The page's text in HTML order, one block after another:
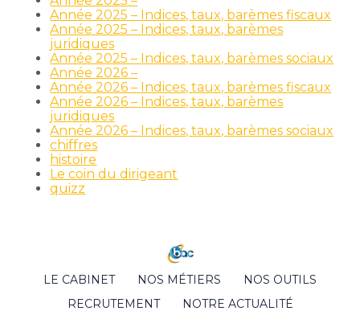
Année 2025 – Indices, taux, barèmes fiscaux
Année 2025 – Indices, taux, barèmes
juridiques
Année 2025 – Indices, taux, barèmes sociaux
Année 2026 –
Année 2026 – Indices, taux, barèmes fiscaux
Année 2026 – Indices, taux, barèmes
juridiques
Année 2026 – Indices, taux, barèmes sociaux
chiffres
histoire
Le coin du dirigeant
quizz
Footer
LE CABINET NOS MÉTIERS
NOS OUTILS
RECRUTEMENT
NOTRE ACTUALITÉ